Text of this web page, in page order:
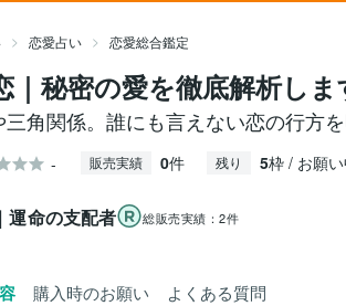
恋愛占い 恋愛総合鑑定
｜秘密の愛を徹底解析しま
角関係。誰にも言えない恋の行方
- 販売実績 0件 残り 5枠 / お願い
運命の支配者 総販売実績：2件
購入時のお願い よくある質問